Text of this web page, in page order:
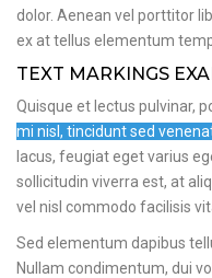
dolor. Aenean vel porttitor
ex at tellus elementum
TEXT MARKINGS
Quisque et lectus pulvinar,
mi nisl, tincidunt sed
lacus, feugiat eget varius
sollicitudin viverra est, at
vel nisl commodo facilisis
Sed elementum dapibus
Nullam condimentum, dui